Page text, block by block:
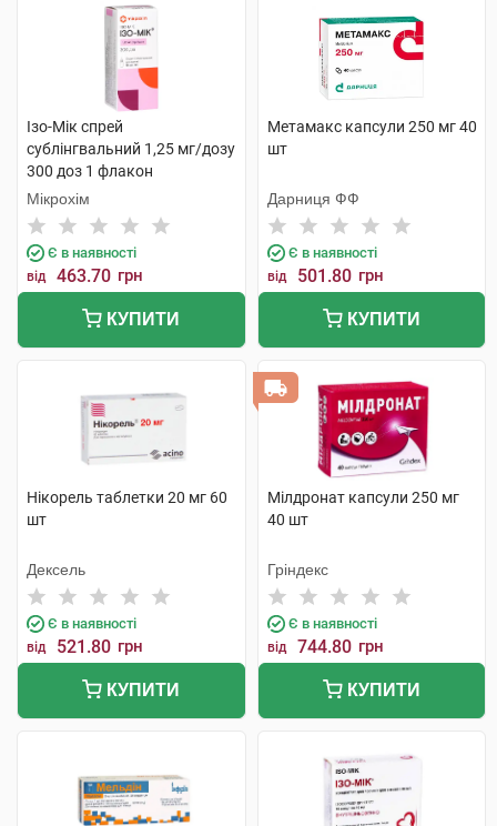
Ізо-Мік спрей
сублінгвальний 1,25 мг/дозу
300 доз 1 флакон
Мікрохім
Є в наявності
від 463.70 грн
КУПИТИ
Метамакс капсули 250 мг 40
шт
Дарниця ФФ
Є в наявності
від 501.80 грн
КУПИТИ
Нікорель таблетки 20 мг 60
шт
Дексель
Є в наявності
від 521.80 грн
КУПИТИ
Мілдронат капсули 250 мг
40 шт
Гріндекс
Є в наявності
від 744.80 грн
КУПИТИ